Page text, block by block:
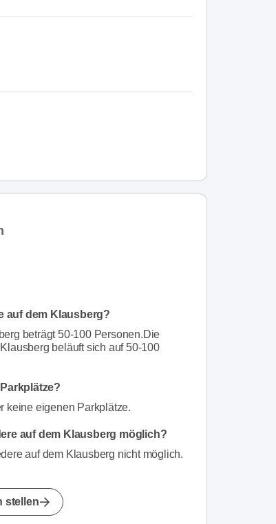
auf dem Klausberg?
beträgt 50-100 Personen.Die
beläuft sich auf 50-100
keine eigenen Parkplätze.
auf dem Klausberg möglich?
auf dem Klausberg nicht möglich.
stellen